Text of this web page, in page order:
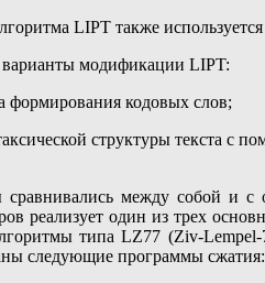
LIPT также
модификации LIPT:
формирования кодовых слов;
структуры текста с
сравнивались между собой и
реализует один из трех
типа LZ77 (Ziv-
следующие программы